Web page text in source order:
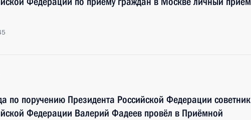
по поручению Президента Российской Федерации советник
Федерации Валерий Фадеев провёл в Приёмной